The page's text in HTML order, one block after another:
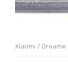
Xiaomi / Dreame